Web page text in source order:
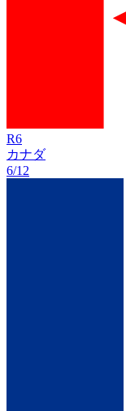
R6
カナダ
6/12